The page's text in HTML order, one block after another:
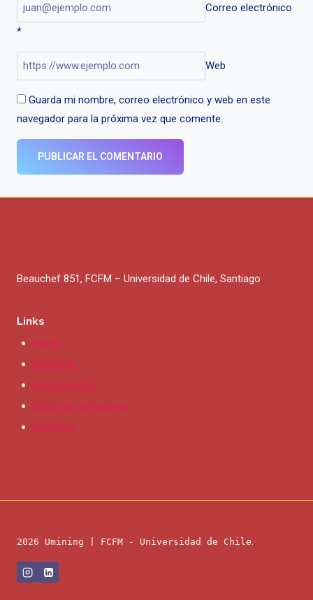
Correo electrónico
*
Web
Guarda mi nombre, correo electrónico y web en este
navegador para la próxima vez que comente.
Beauchef 851, FCFM – Universidad de Chile, Santiago
Links
Home
Participar
Inscripciones
Ediciones Anteriores
Contacto
2026 Umining | FCFM - Universidad de Chile.